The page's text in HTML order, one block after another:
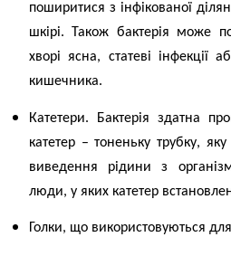
поширитися з інфікованої
шкірі. Також бактерія може
хворі ясна, статеві інфекції
кишечника.
Катетери. Бактерія здатна
катетер – тоненьку трубку,
виведення рідини з
люди, у яких катетер
Голки, що використовуються для